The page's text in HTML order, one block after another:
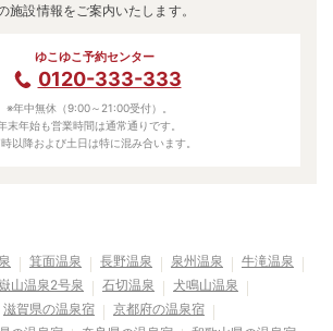
施設情報をご案内いたします。
ゆこゆこ予約センター
0120-333-333
※年中無休（9:00～21:00受付）。
末年始も営業時間は通常通りです。
以降および土日は特に混み合います。
箕面温泉 長野温泉 泉州温泉
牛滝温泉
山温泉2号泉 石切温泉
犬鳴山温泉
滋賀県の温泉宿
京都府の温泉宿